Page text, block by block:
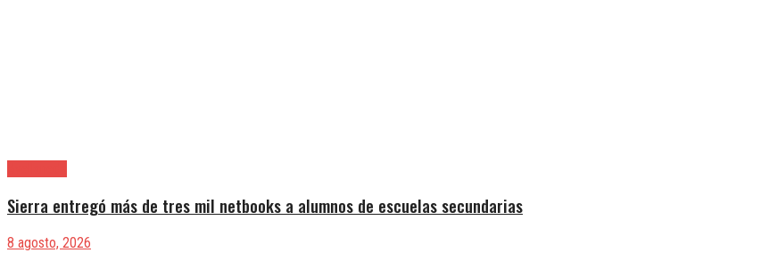
Sierra entregó más de tres mil netbooks a alumnos de escuelas secundarias
8 agosto, 2026